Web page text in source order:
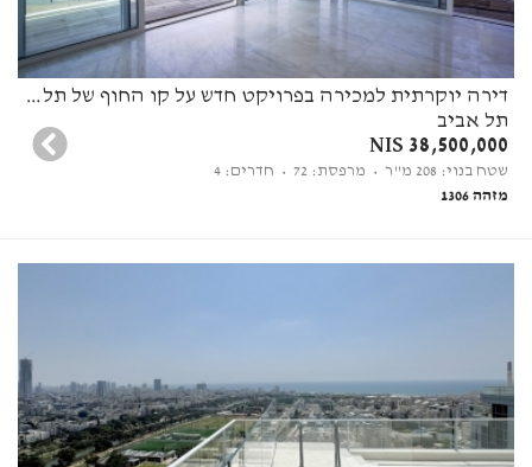
דירה יוקרתית למכירה בפרויקט חדש על קו החוף של תל אביב
תל אביב
38,500,000 NIS
שטח בנוי: 208 מ"ר • מרפסת: 72
• חדרים: 4
מזהה 1306